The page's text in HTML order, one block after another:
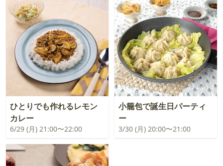
ひとりでも作れるレモン
カレー
6/29 (月) 21:00〜22:00
小籠包で誕生日パーティ
ー
3/30 (月) 20:00〜21:00